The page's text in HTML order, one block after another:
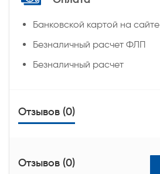
Банковской картой на сайте
Безналичный расчет ФЛП
Безналичный расчет
Отзывов (0)
Отзывов (0)